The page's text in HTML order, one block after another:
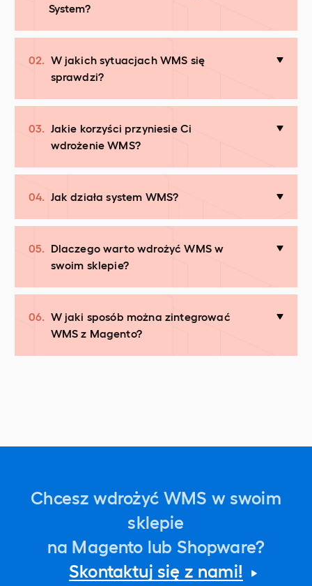
System?
02. W jakich sytuacjach WMS się
sprawdzi?
03. Jakie korzyści przyniesie Ci
wdrożenie WMS?
04. Jak działa system WMS?
05. Dlaczego warto wdrożyć WMS w
swoim sklepie?
06. W jaki sposób można zintegrować
WMS z Magento?
Chcesz wdrożyć WMS w swoim
sklepie
na Magento lub Shopware?
Skontaktuj się z nami!